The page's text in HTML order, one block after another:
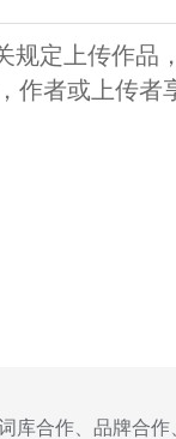
规定上传作品
作者或上传者
库合作、品牌合